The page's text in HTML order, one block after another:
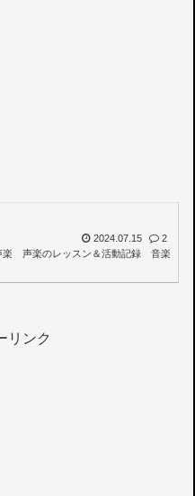
2024.07.15
2
楽
声楽のレッスン＆活動記録 音楽
リンク